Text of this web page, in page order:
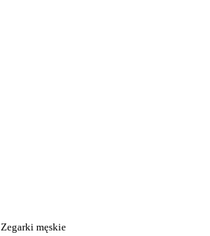
Zegarki męskie